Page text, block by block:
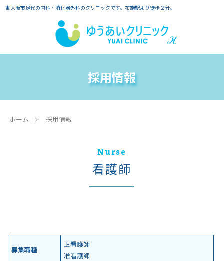
東大阪市足代の内科・消化器外科のクリニックです。布施駅より徒歩２分。
採用情報
ホーム 採用情報
Nurse
看護師
募集職種
正看護師
准看護師